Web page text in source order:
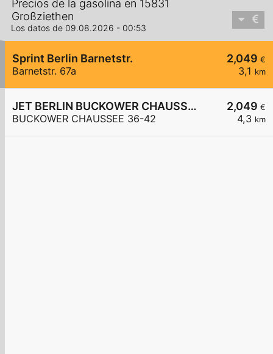
Precios de la gasolina en 15831
Großziethen
Los datos de 09.08.2026 - 00:53
2,049 €
3,1 km
Sprint Berlin Barnetstr.
Barnetstr. 67a
2,049 €
4,3 km
JET BERLIN BUCKOWER CHAUSSEE 36-42
BUCKOWER CHAUSSEE 36-42